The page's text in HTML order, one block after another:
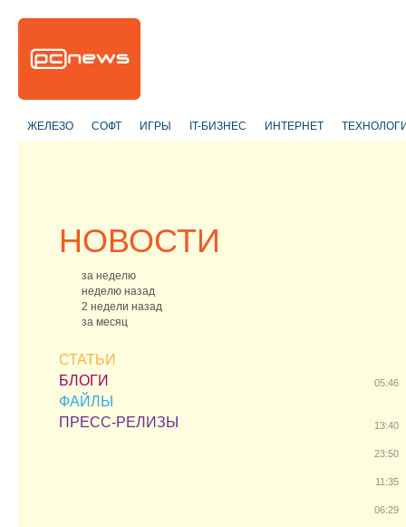
ЖЕЛЕЗО СОФТ ИГРЫ IT-БИЗНЕС ИНТЕРНЕТ
НОВОСТИ
за неделю
неделю назад
2 недели назад
за месяц
СТАТЬИ
БЛОГИ
ФАЙЛЫ
ПРЕСС-РЕЛИЗЫ
05:46
13:40
23:50
11:35
06:29